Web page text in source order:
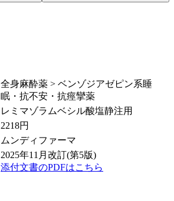
全身麻酔薬 > ベンゾジアゼピン系睡
眠・抗不安・抗痙攣薬
レミマゾラムベシル酸塩静注用
2218円
ムンディファーマ
2025年11月改訂(第5版)
添付文書のPDFはこちら